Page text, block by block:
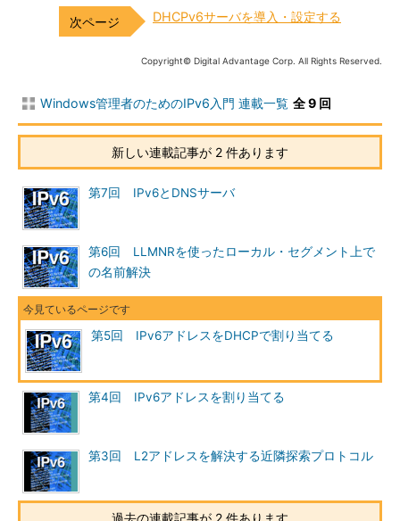
DHCPv6サーバを導入・設定する
Copyright© Digital Advantage Corp. All Rights Reserved.
Windows管理者のためのIPv6入門 連載一覧 全 9 回
新しい連載記事が 2 件あります
第7回 IPv6とDNSサーバ
第6回 LLMNRを使ったローカル・セグメント上で
の名前解決
第5回 IPv6アドレスをDHCPで割り当てる
第4回 IPv6アドレスを割り当てる
第3回 L2アドレスを解決する近隣探索プロトコル
過去の連載記事が 2 件あります